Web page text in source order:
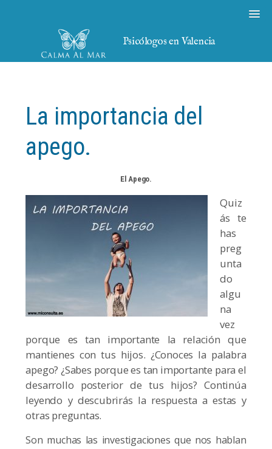
Psicólogos en Valencia
La importancia del
apego.
El Apego.
Quiz
ás te
has
preg
unta
do
algu
na
vez
porque es tan importante la relación que
mantienes con tus hijos. ¿Conoces la palabra
apego? ¿Sabes porque es tan importante para el
desarrollo posterior de tus hijos? Continúa
leyendo y descubrirás la respuesta a estas y
otras preguntas.
Son muchas las investigaciones que nos hablan